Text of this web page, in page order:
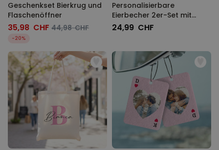
Geschenkset Bierkrug und
Flaschenöffner
35,98 CHF 44,98 CHF
-20%
Personalisierbare
Eierbecher 2er-Set mit
Monogramm
24,99 CHF